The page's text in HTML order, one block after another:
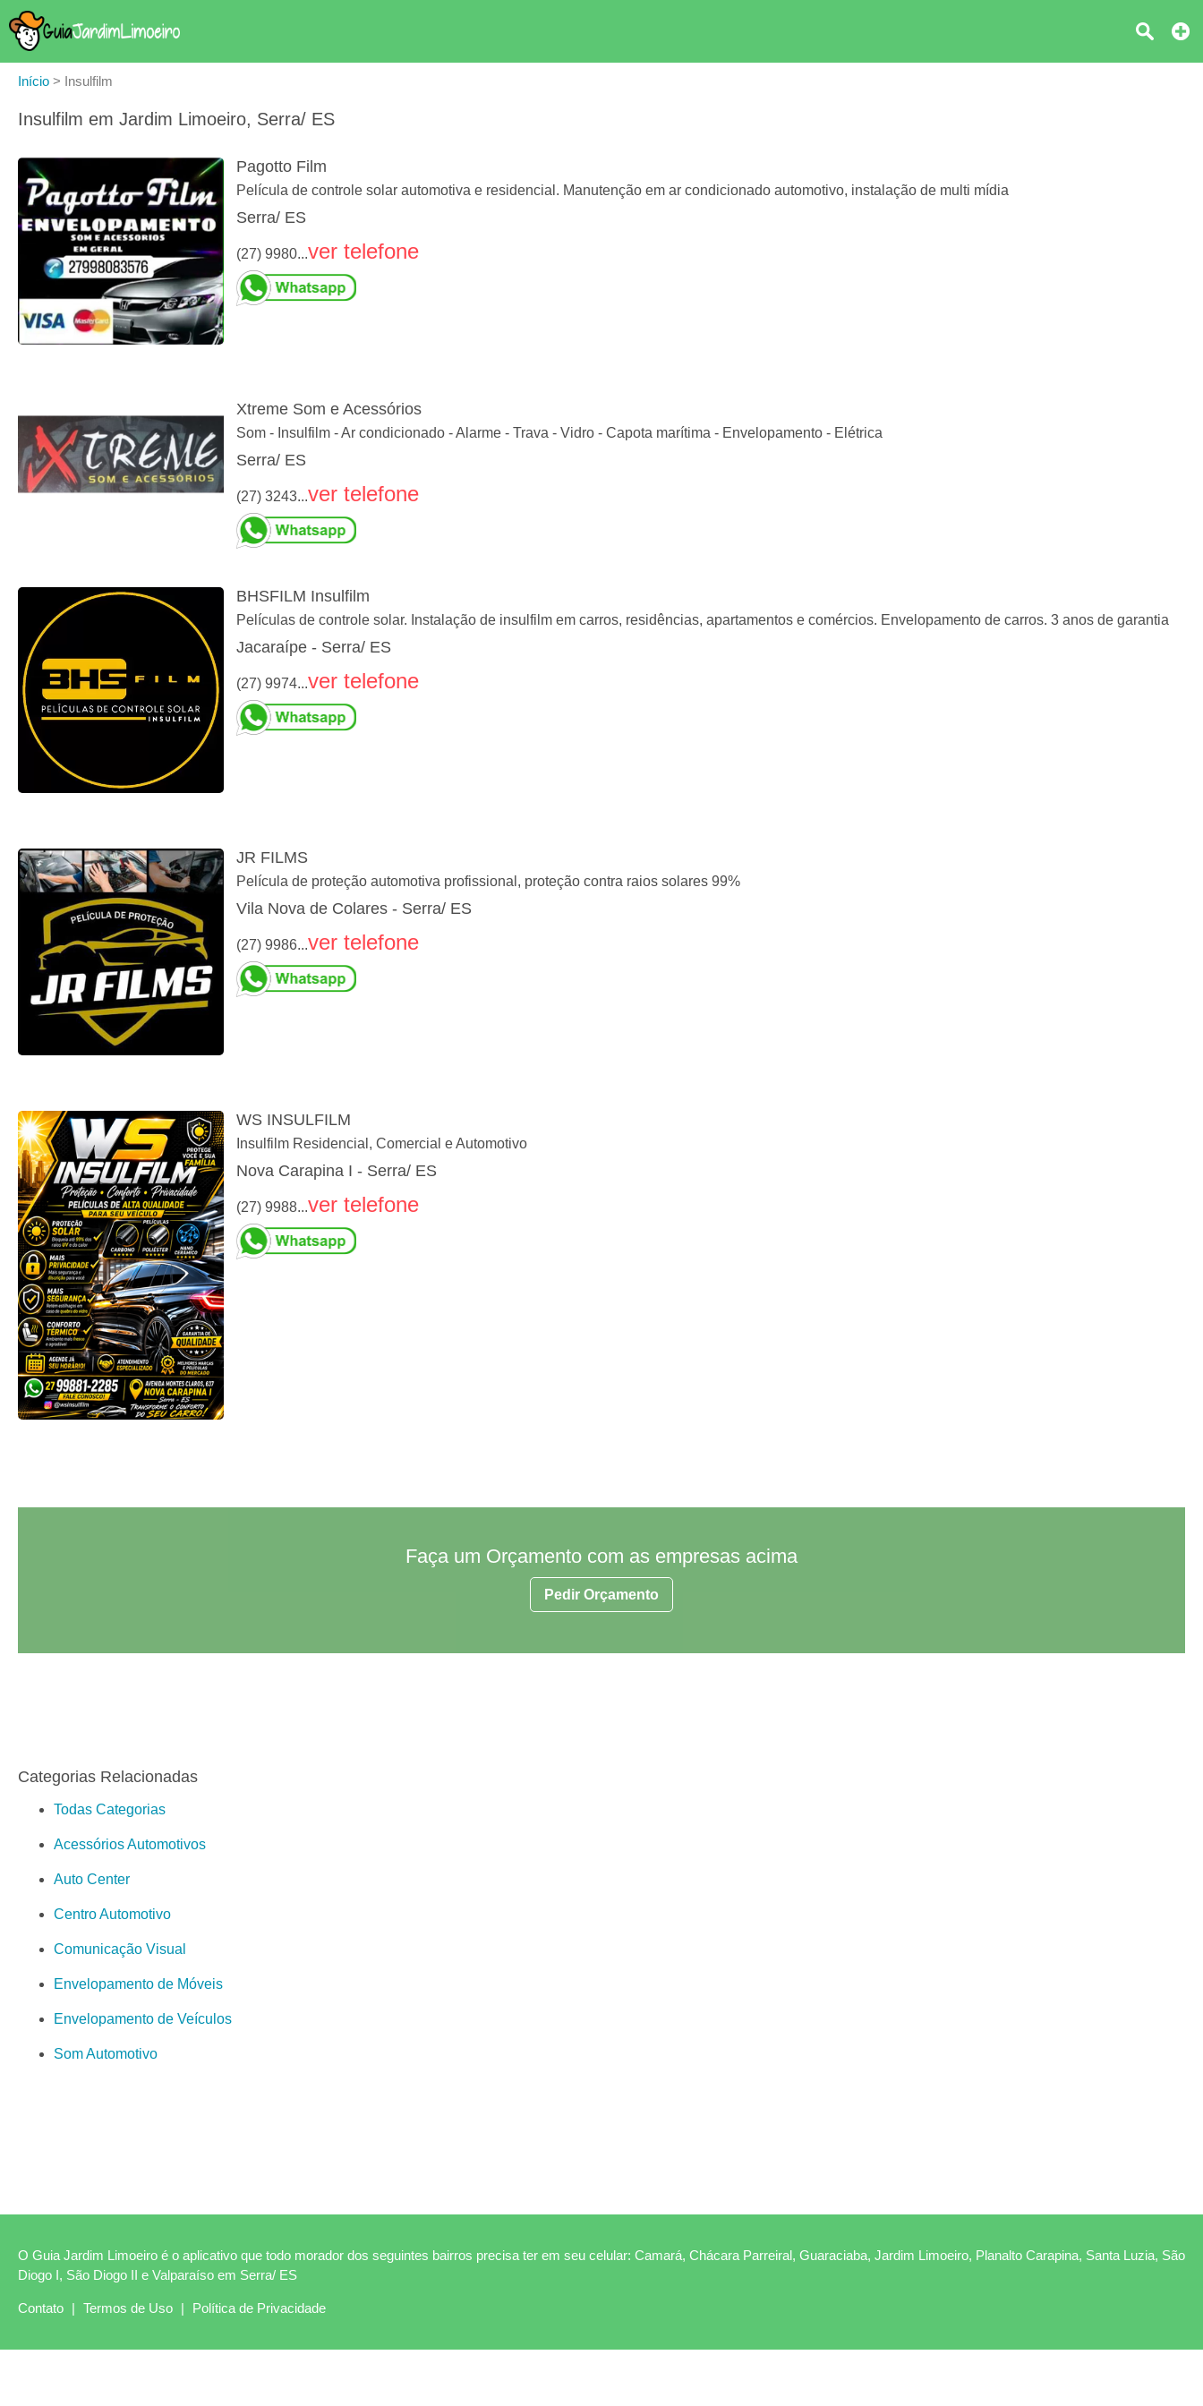
Início > Insulfilm
Insulfilm em Jardim Limoeiro, Serra/ ES
Pagotto Film
Película de controle solar automotiva e residencial. Manutenção em ar condicionado automotivo, instalação de multi mídia
Serra/ ES
(27) 9980...ver telefone
Xtreme Som e Acessórios
Som - Insulfilm - Ar condicionado - Alarme - Trava - Vidro - Capota marítima - Envelopamento - Elétrica
Serra/ ES
(27) 3243...ver telefone
BHSFILM Insulfilm
Películas de controle solar. Instalação de insulfilm em carros, residências, apartamentos e comércios. Envelopamento de carros. 3 anos de garantia
Jacaraípe - Serra/ ES
(27) 9974...ver telefone
JR FILMS
Película de proteção automotiva profissional, proteção contra raios solares 99%
Vila Nova de Colares - Serra/ ES
(27) 9986...ver telefone
WS INSULFILM
Insulfilm Residencial, Comercial e Automotivo
Nova Carapina I - Serra/ ES
(27) 9988...ver telefone
Faça um Orçamento com as empresas acima
Pedir Orçamento
Categorias Relacionadas
Todas Categorias
Acessórios Automotivos
Auto Center
Centro Automotivo
Comunicação Visual
Envelopamento de Móveis
Envelopamento de Veículos
Som Automotivo
O Guia Jardim Limoeiro é o aplicativo que todo morador dos seguintes bairros precisa ter em seu celular: Camará, Chácara Parreiral, Guaraciaba, Jardim Limoeiro, Planalto Carapina, Santa Luzia, São
Diogo I, São Diogo II e Valparaíso em Serra/ ES
Contato Termos de Uso Política de Privacidade